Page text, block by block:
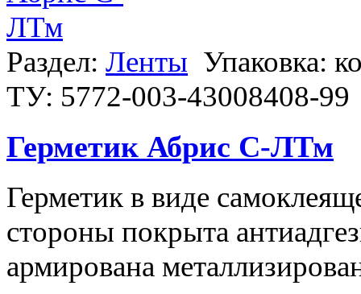
Раздел: Ленты Упаковка:
ТУ: 5772-003-43008408-99
Герметик Абрис С-ЛТм
Герметик в виде
стороны покрыта
армирована